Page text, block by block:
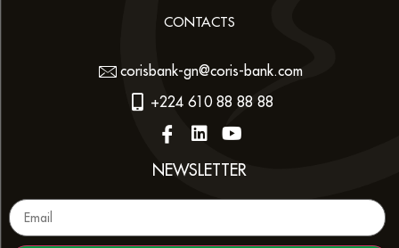
CONTACTS
corisbank-gn@coris-bank.com
+224 610 88 88 88
NEWSLETTER